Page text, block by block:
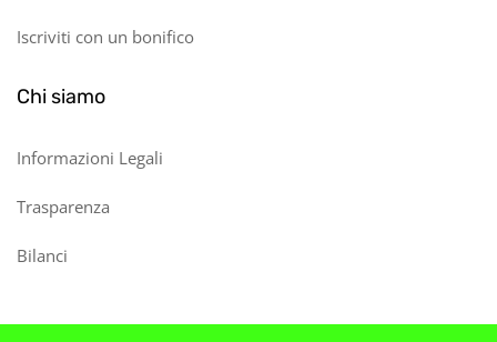
Iscriviti con un bonifico
Chi siamo
Informazioni Legali
Trasparenza
Bilanci